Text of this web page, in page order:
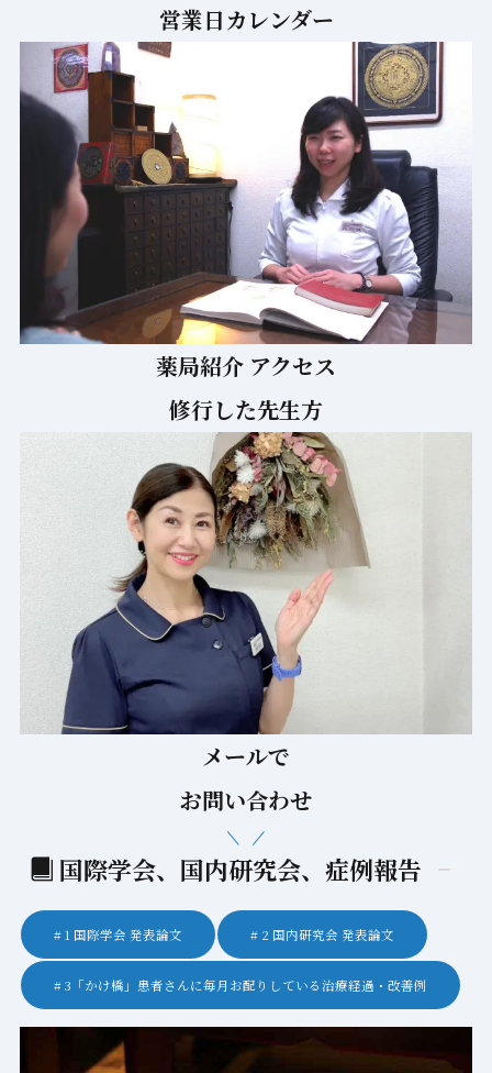
営業日カレンダー
薬局紹介 アクセス
修行した先生方
メールで
お問い合わせ
国際学会、国内研究会、症例報告
1 国際学会 発表論文 2 国内研究会 発表論文
3「かけ橋」患者さんに毎月お配りしている治療経過・改善例